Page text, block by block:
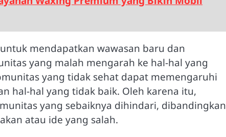
mendapatkan wawasan baru dan
yang malah mengarah ke hal-hal yang
yang tidak sehat dapat memengaruhi
hal-hal yang tidak baik. Oleh karena itu,
yang sebaiknya dihindari, dibandingkan
atau ide yang salah.